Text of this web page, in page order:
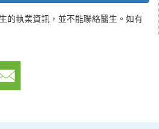
的執業資訊，並不能聯絡醫生。如有